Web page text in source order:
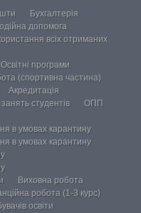
Бухгалтерія
допомога
всіх отриманих
Освітні програми
(спортивна частина)
Акредитація
студентів
ОПП
в умовах карантину
в умовах карантину
Виховна робота
робота (1-3 курс)
освіти